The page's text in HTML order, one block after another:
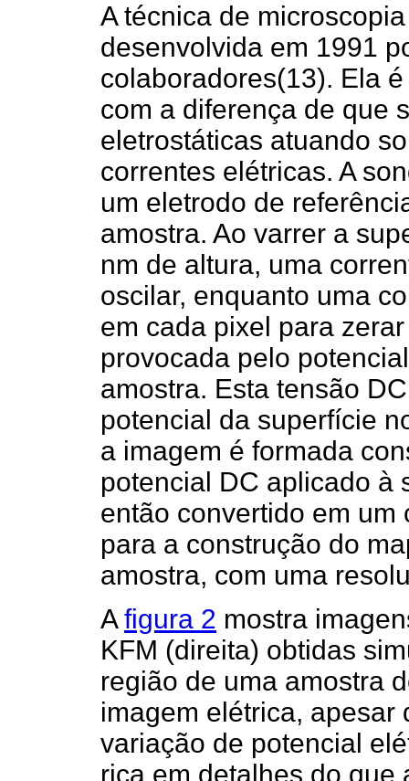
A técnica de
desenvolvida em 1991
colaboradores(13). Ela
com a diferença de que
eletrostáticas atuando
correntes elétricas. A
um eletrodo de
amostra. Ao varrer a
nm de altura, uma
oscilar, enquanto uma
em cada pixel para
provocada pelo
amostra. Esta tensão
potencial da superfície
a imagem é formada
potencial DC aplicado à
então convertido em
para a construção do
amostra, com uma
A figura 2 mostra
KFM (direita) obtidas
região de uma amostra
imagem elétrica, apesar
variação de potencial
rica em detalhes do que